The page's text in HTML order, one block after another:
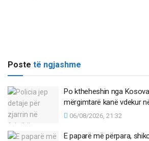
Poste të ngjashme
Po ktheheshin nga
mërgimtarë kanë vdekur
06/08/2026, 21:32
E paparë më përpara,